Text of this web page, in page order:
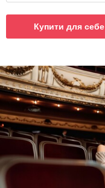
Купити для себе